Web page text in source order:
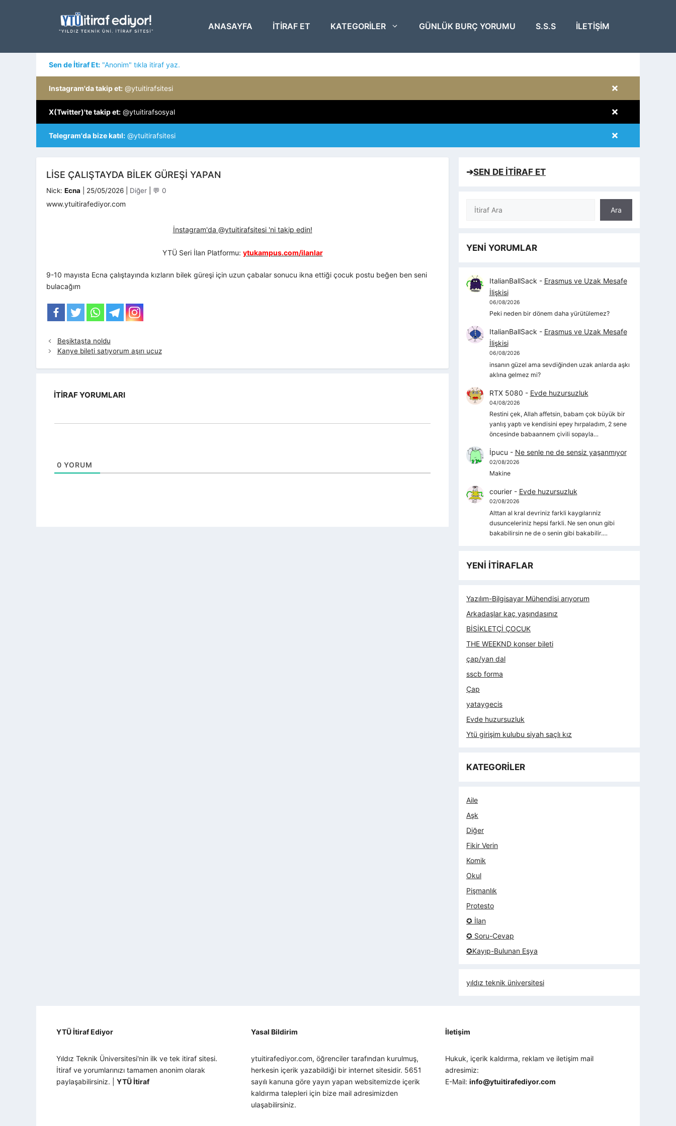
ANASAYFA ITIRAF ET KATEGORILER GÜNLÜK BURÇ YORUMU S.S.S İLETIŞIM
Sen de İtiraf Et: "Anonim" tıkla itiraf yaz.
×
Instagram'da takip et: @ytuitirafsitesi
×
X(Twitter)'te takip et: @ytuitirafsosyal
×
Telegram'da bize katıl: @ytuitirafsitesi
LISE ÇALIŞTAYDA BILEK GÜREŞI YAPAN
Nick: Ecna 25/05/2026 Kategoriler
Diğer 💬 0
www.ytuitirafediyor.com
İnstagram'da @ytuitirafsitesi 'ni takip edin!
YTÜ Seri İlan Platformu: ytukampus.com/ilanlar
9-10 mayısta Ecna çalıştayında kızların bilek güreşi için uzun çabalar sonucu ikna ettiği çocuk postu beğen ben seni
bulacağım
Beşiktaşta noldu
Kanye bileti satıyorum aşırı ucuz
İTIRAF YORUMLARI
0 YORUM
➔SEN DE İTİRAF ET
Ara
Ara
YENİ YORUMLAR
ItalianBallSack - Erasmus ve Uzak Mesafe
İlişkisi
06/08/2026
Peki neden bir dönem daha yürütülemez?
ItalianBallSack - Erasmus ve Uzak Mesafe
İlişkisi
06/08/2026
insanın güzel ama sevdiğinden uzak anlarda aşkı
aklına gelmez mi?
RTX 5080 - Evde huzursuzluk
04/08/2026
Restini çek, Allah affetsin, babam çok büyük bir
yanlış yaptı ve kendisini epey hırpaladım, 2 sene
öncesinde babaannem çivili sopayla…
İpucu - Ne senle ne de sensiz yaşanmıyor
02/08/2026
Makine
courier- Evde huzursuzluk
02/08/2026
Alttan al kral devriniz farkli kaygılarıniz
dusunceleriniz hepsi farkli. Ne sen onun gibi
bakabilirsin ne de o senin gibi bakabilir.…
YENİ İTİRAFLAR
Yazılım-Bilgisayar Mühendisi arıyorum
Arkadaşlar kaç yaşındasınız
BİSİKLETÇİ ÇOCUK
THE WEEKND konser bileti
çap/yan dal
sscb forma
Çap
yataygecis
Evde huzursuzluk
Ytü girişim kulubu siyah saçlı kız
KATEGORİLER
Aile
Aşk
Diğer
Fikir Verin
Komik
Okul
Pişmanlık
Protesto
✪ İlan
✪ Soru-Cevap
✪Kayıp-Bulunan Eşya
yıldız teknik üniversitesi
YTÜ İtiraf Ediyor
Yıldız Teknik Üniversitesi'nin ilk ve tek itiraf sitesi.
İtiraf ve yorumlarınızı tamamen anonim olarak
paylaşabilirsiniz. | YTÜ İtiraf
Yasal Bildirim
ytuitirafediyor.com, öğrenciler tarafından kurulmuş,
herkesin içerik yazabildiği bir internet sitesidir. 5651
sayılı kanuna göre yayın yapan websitemizde içerik
kaldırma talepleri için bize mail adresimizden
ulaşabilirsiniz.
İletişim
Hukuk, içerik kaldırma, reklam ve iletişim mail
adresimiz:
E-Mail:info@ytuitirafediyor.com